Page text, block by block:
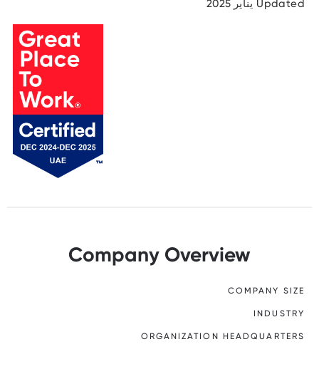
Updated يناير 2025
Company Overview
COMPANY SIZE
INDUSTRY
ORGANIZATION HEADQUARTERS